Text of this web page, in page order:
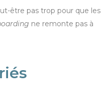
être pas trop pour que les
ne remonte pas à